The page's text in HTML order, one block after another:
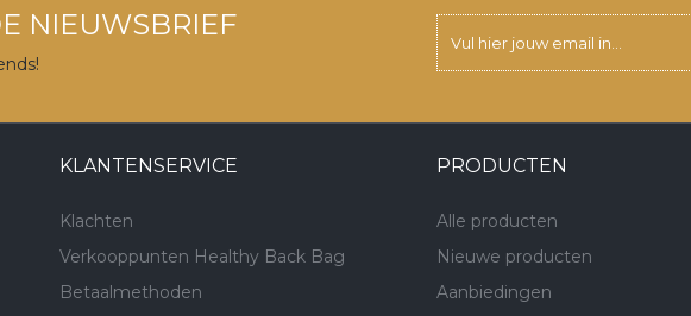
NIEUWSBRIEF
KLANTENSERVICE
Klachten
Verkooppunten Healthy Back Bag
Betaalmethoden
PRODUCTEN
Alle producten
Nieuwe producten
Aanbiedingen